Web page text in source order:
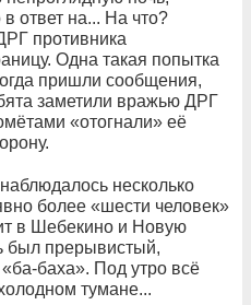
ответ на... На что?
противника
Одна такая попытка
пришли сообщения,
заметили вражью ДРГ
«отогнали» её
несколько
более «шести человек»
в Шебекино и Новую
был прерывистый,
баха». Под утро всё
тумане...